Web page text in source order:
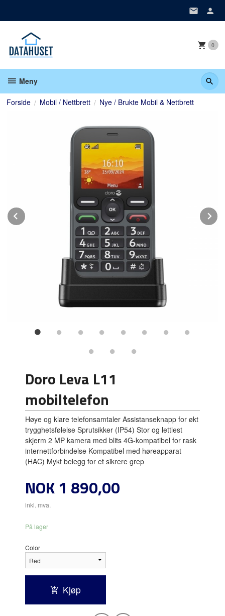
0
Meny
Forside Mobil / Nettbrett Nye / Brukte Mobil & Nettbrett
Prev
Doro Leva L11
mobiltelefon
Høye og klare telefonsamtaler Assistanseknapp for økt
trygghetsfølelse Sprutsikker (IP54) Stor og lettlest
skjerm 2 MP kamera med blits 4G-kompatibel for rask
internettforbindelse Kompatibel med høreapparat
(HAC) Mykt belegg for et sikrere grep
Pris
NOK1 890,00
inkl. mva.
På lager
Color
Kjøp